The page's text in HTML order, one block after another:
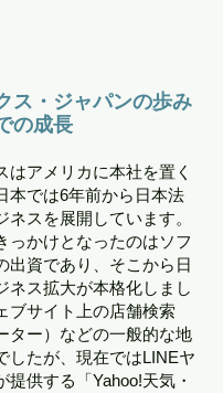
ス・ジャパンの歩み
の成長
はアメリカに本社を置く
本では6年前から日本法
ネスを展開しています。
っかけとなったのはソフ
出資であり、そこから日
ネス拡大が本格化しまし
ブサイト上の店舗検索
ター）などの一般的な地
したが、現在ではLINEヤ
提供する「Yahoo!天気・